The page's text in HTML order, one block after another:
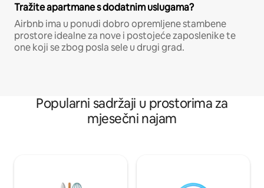
Tražite apartmane s dodatnim uslugama?
Airbnb ima u ponudi dobro opremljene stambene
prostore idealne za nove i postojeće zaposlenike te
one koji se zbog posla sele u drugi grad.
Popularni sadržaji u prostorima za
mjesečni najam